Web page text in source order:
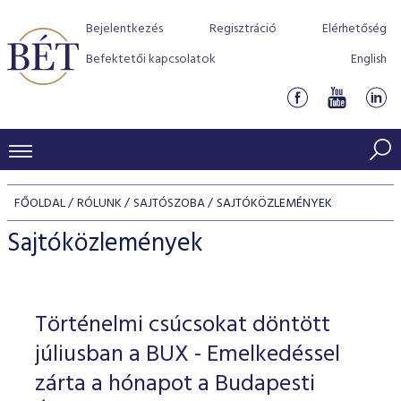
Bejelentkezés Regisztráció
Elérhetőség
Befektetői kapcsolatok
English
KERESKEDÉSI ADATOK
INDEXEK
Jelzáloglevél indexek
Vállalati kötvény indexek
Azonnali Piac
Részvények
Származékos piac
BEFEKTETŐK
Részvény szekció
Hitelpapír szekció
BÉT szabályzatok
Befektetővédelem
Alkalmazott díjstruktúra
Elszámolás
Részvény és vállalati kötvény tőzsdei bevezetését
program
BÉT Xtend - Részvénypiac egyszerűen
TŐZSDETAGOK
Tőzsdetagok, üzletkötők
VENDOROK
FŐOLDAL RÓLUNK SAJTÓSZOBA SAJTÓKÖZLEMÉNYEK
Sajtóközlemények
Történelmi csúcsokat döntött
júliusban a BUX - Emelkedéssel
zárta a hónapot a Budapesti